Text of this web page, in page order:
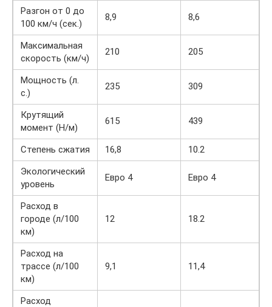
Разгон от 0 до
100 км/ч (сек.)
8,9 8,6
Максимальная
скорость (км/ч)
210 205
Мощность (л.
с.)
235 309
Крутящий
момент (Н/м)
615 439
Степень сжатия 16,8
10.2
Экологический
уровень
Евро 4 Евро 4
Расход в
городе (л/100
км)
12 18.2
Расход на
трассе (л/100
км)
9,1 11,4
Расход